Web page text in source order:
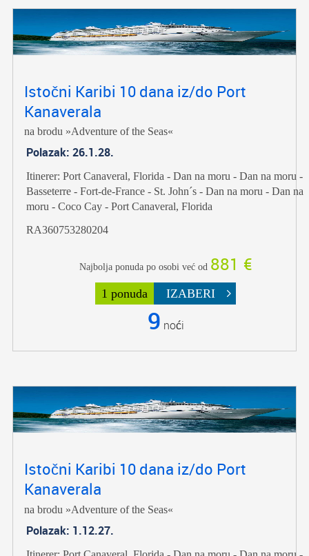
9 noći
Istočni Karibi 10 dana iz/do Port
Kanaverala
na brodu »Adventure of the Seas«
Polazak: 26.1.28.
Itinerer: Port Canaveral, Florida - Dan na moru - Dan na moru -
Basseterre - Fort-de-France - St. John´s - Dan na moru - Dan na
moru - Coco Cay - Port Canaveral, Florida
RA360753280204
Najbolja ponuda po osobi već od 881 €
1 ponuda IZABERI
Istočni Karibi 10 dana iz/do Port
Kanaverala
na brodu »Adventure of the Seas«
Polazak: 1.12.27.